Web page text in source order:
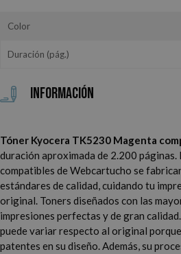
Color
Duración (pág.)
Información
Tóner Kyocera TK5230 Magenta
duración aproximada de 2.200
compatibles de Webcartucho se
estándares de calidad, cuidando tu
original. Toners diseñados con las
impresiones perfectas y de gran
puede variar respecto al original
patentes en su diseño. Además, su